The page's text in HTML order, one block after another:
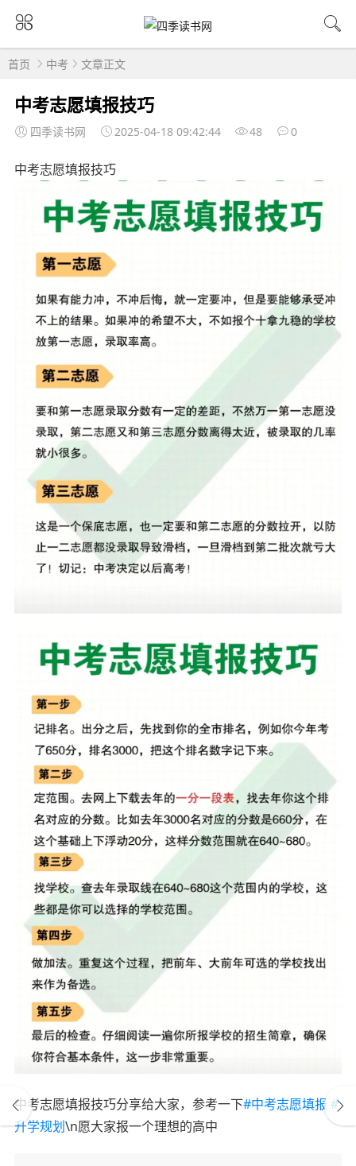
首页 中考 文章正文
中考志愿填报技巧
四季读书网 2025-04-18 09:42:44 48 0
中考志愿填报技巧
中考志愿填报技巧分享给大家，参考一下#中考志愿填报 #
升学规划\n愿大家报一个理想的高中